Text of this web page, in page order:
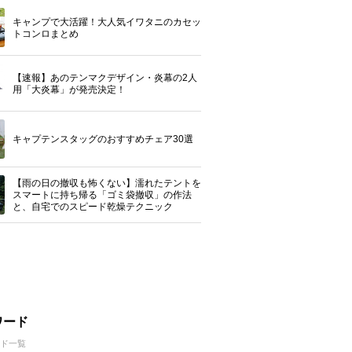
キャンプで大活躍！大人気イワタニのカセッ
トコンロまとめ
【速報】あのテンマクデザイン・炎幕の2人
用「大炎幕」が発売決定！
キャプテンスタッグのおすすめチェア30選
【雨の日の撤収も怖くない】濡れたテントを
スマートに持ち帰る「ゴミ袋撤収」の作法
と、自宅でのスピード乾燥テクニック
ード
一覧